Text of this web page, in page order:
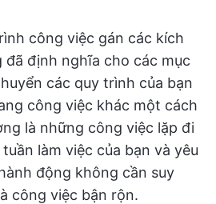
công việc gán các kích
đã định nghĩa cho các mục
các quy trình của bạn
công việc khác một cách
là những công việc lặp đi
làm việc của bạn và yêu
động không cần suy
công việc bận rộn.